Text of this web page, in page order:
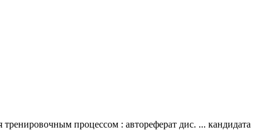
процессом : автореферат дис. ... кандидата